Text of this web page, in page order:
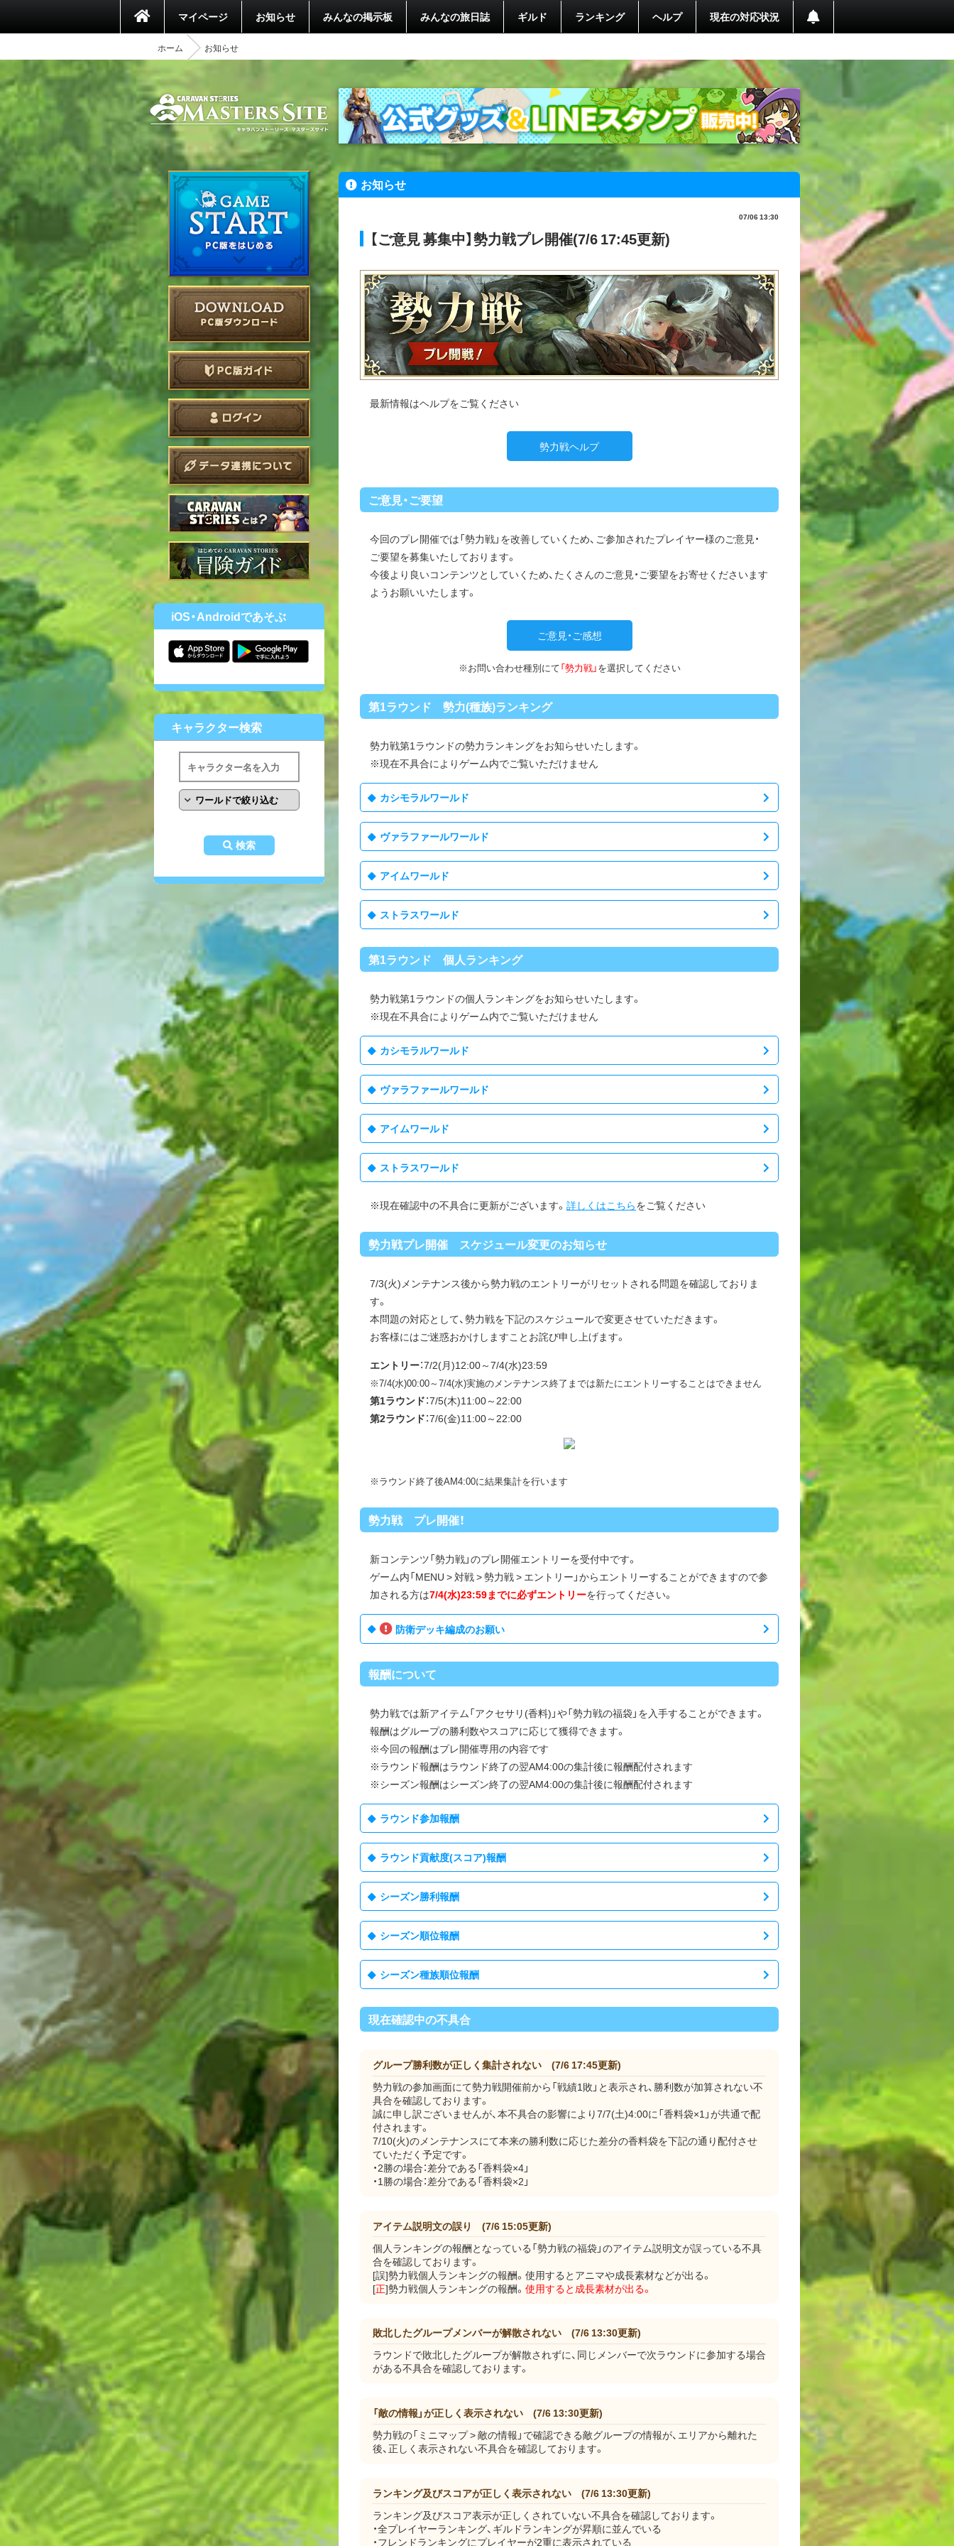
マイページ お知らせ みんなの掲示板 みんなの旅日誌 ギルド ランキング ヘルプ 現在の対応状況
ホーム お知らせ
iOS・Androidであそぶ
キャラクター検索
検索
お知らせ
07/06 13:30
【ご意見 募集中】勢力戦プレ開催(7/6 17:45更新)
最新情報はヘルプをご覧ください
勢力戦ヘルプ
ご意見・ご要望
今回のプレ開催では「勢力戦」を改善していくため、ご参加されたプレイヤー様のご意見・
ご要望を募集いたしております。
今後より良いコンテンツとしていくため、たくさんのご意見・ご要望をお寄せくださいます
ようお願いいたします。
ご意見・ご感想
※お問い合わせ種別にて「勢力戦」を選択してください
第1ラウンド 勢力(種族)ランキング
勢力戦第1ラウンドの勢力ランキングをお知らせいたします。
※現在不具合によりゲーム内でご覧いただけません
カシモラルワールド
ヴァラファールワールド
アイムワールド
ストラスワールド
第1ラウンド 個人ランキング
勢力戦第1ラウンドの個人ランキングをお知らせいたします。
※現在不具合によりゲーム内でご覧いただけません
カシモラルワールド
ヴァラファールワールド
アイムワールド
ストラスワールド
※現在確認中の不具合に更新がございます。 詳しくはこちらをご覧ください
勢力戦プレ開催 スケジュール変更のお知らせ
7/3(火)メンテナンス後から勢力戦のエントリーがリセットされる問題を確認しておりま
す。
本問題の対応として、勢力戦を下記のスケジュールで変更させていただきます。
お客様にはご迷惑おかけしますことお詫び申し上げます。
エントリー：7/2(月)12:00～7/4(水)23:59
※7/4(水)00:00～7/4(水)実施のメンテナンス終了までは新たにエントリーすることはできません
第1ラウンド：7/5(木)11:00～22:00
第2ラウンド：7/6(金)11:00～22:00
※ラウンド終了後AM4:00に結果集計を行います
勢力戦 プレ開催！
新コンテンツ「勢力戦」のプレ開催エントリーを受付中です。
ゲーム内「MENU > 対戦 > 勢力戦 > エントリー」からエントリーすることができますので参
加される方は7/4(水)23:59までに必ずエントリーを行ってください。
防衛デッキ編成のお願い
報酬について
勢力戦では新アイテム「アクセサリ(香料)」や「勢力戦の福袋」を入手することができます。
報酬はグループの勝利数やスコアに応じて獲得できます。
※今回の報酬はプレ開催専用の内容です
※ラウンド報酬はラウンド終了の翌AM4:00の集計後に報酬配付されます
※シーズン報酬はシーズン終了の翌AM4:00の集計後に報酬配付されます
ラウンド参加報酬
ラウンド貢献度(スコア)報酬
シーズン勝利報酬
シーズン順位報酬
シーズン種族順位報酬
現在確認中の不具合
グループ勝利数が正しく集計されない (7/6 17:45更新)
勢力戦の参加画面にて勢力戦開催前から「戦績1敗」と表示され、勝利数が加算されない不
具合を確認しております。
誠に申し訳ございませんが、本不具合の影響により7/7(土)4:00に「香料袋×1」が共通で配
付されます。
7/10(火)のメンテナンスにて本来の勝利数に応じた差分の香料袋を下記の通り配付させ
ていただく予定です。
・2勝の場合：差分である「香料袋×4」
・1勝の場合：差分である「香料袋×2」
アイテム説明文の誤り (7/6 15:05更新)
個人ランキングの報酬となっている「勢力戦の福袋」のアイテム説明文が誤っている不具
合を確認しております。
[誤]勢力戦個人ランキングの報酬。使用するとアニマや成長素材などが出る。
[正]勢力戦個人ランキングの報酬。 使用すると成長素材が出る。
敗北したグループメンバーが解散されない (7/6 13:30更新)
ラウンドで敗北したグループが解散されずに、同じメンバーで次ラウンドに参加する場合
がある不具合を確認しております。
「敵の情報」が正しく表示されない (7/6 13:30更新)
勢力戦の「ミニマップ > 敵の情報」で確認できる敵グループの情報が、エリアから離れた
後、正しく表示されない不具合を確認しております。
ランキング及びスコアが正しく表示されない (7/6 13:30更新)
ランキング及びスコア表示が正しくされていない不具合を確認しております。
・全プレイヤーランキング、ギルドランキングが昇順に並んでいる
・フレンドランキングにプレイヤーが2重に表示されている